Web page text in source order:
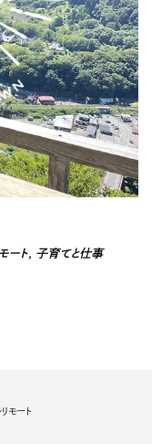
ート 子育てと仕事
モート